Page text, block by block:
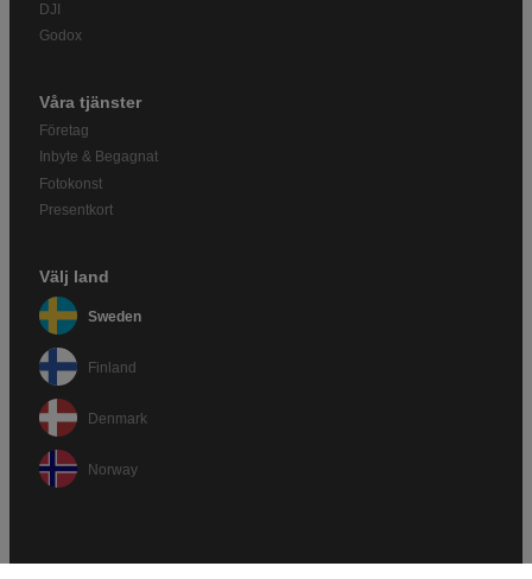
DJI
Godox
Våra tjänster
Företag
Inbyte & Begagnat
Fotokonst
Presentkort
Välj land
Sweden
Finland
Denmark
Norway